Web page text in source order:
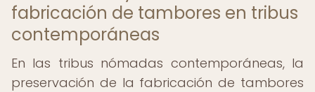
fabricación de tambores en tribus
contemporáneas
En las tribus nómadas contemporáneas, la
preservación de la fabricación de tambores